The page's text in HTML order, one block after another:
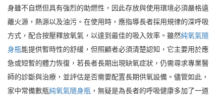
身雖不自燃但具有強烈的助燃性，因此存放與使用環境必須嚴格遠
離火源，熱源以及油污。在使用時，應指導長者採用規律的深呼吸
方式，配合按壓釋放氧氣，以達到最佳的吸入效率。雖然純氧氣隨
身瓶能提供暫時性的舒緩，但照顧者必須清楚認知，它主要用於應
急或短暫的體力恢復，若長者長期出現缺氧症狀，仍需尋求專業醫
師的診斷與治療，並評估是否需要配置長期供氧設備。儘管如此，
家中常備數瓶純氧氣隨身瓶 ，無疑是為長者的呼吸健康多加了一道